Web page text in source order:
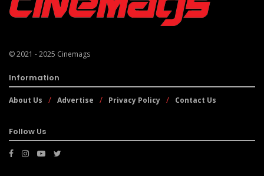
© 2021 - 2025 Cinemags
Information
About Us Advertise Privacy Policy Contact Us
Follow Us